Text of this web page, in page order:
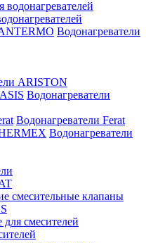
Водонагреватели
ARISTON
Водонагреватели
Водонагреватели Ferat
Водонагреватели
смесительные клапаны
смесителей